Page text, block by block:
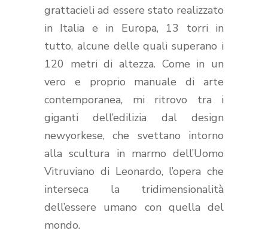
grattacieli ad essere stato realizzato
in Italia e in Europa, 13 torri in
tutto, alcune delle quali superano i
120 metri di altezza. Come in un
vero e proprio manuale di arte
contemporanea, mi ritrovo tra i
giganti dell’edilizia dal design
newyorkese, che svettano intorno
alla scultura in marmo dell’Uomo
Vitruviano di Leonardo, l’opera che
interseca la tridimensionalità
dell’essere umano con quella del
mondo.